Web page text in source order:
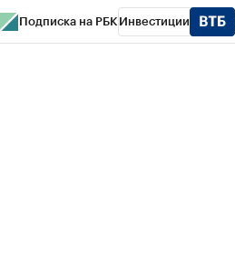
Подписка на РБК Инвестиции